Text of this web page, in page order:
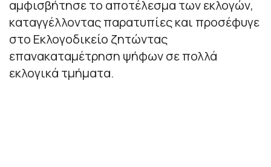
αμφισβήτησε το αποτέλεσμα των εκλογών,
καταγγέλλοντας παρατυπίες και προσέφυγε
στο Εκλογοδικείο ζητώντας
επανακαταμέτρηση ψήφων σε πολλά
εκλογικά τμήματα.